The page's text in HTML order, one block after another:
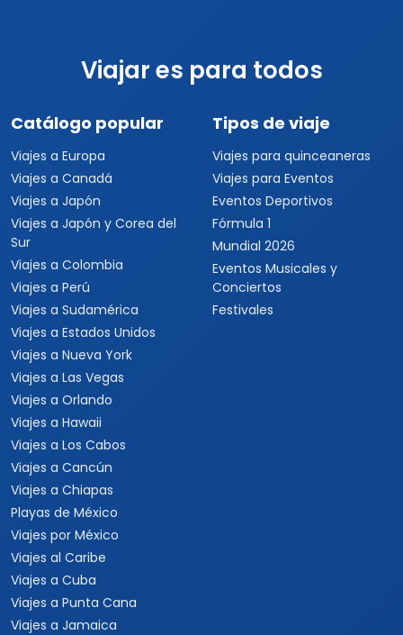
Viajar es para todos
Catálogo popular
Viajes a Europa
Viajes a Canadá
Viajes a Japón
Viajes a Japón y Corea del
Sur
Viajes a Colombia
Viajes a Perú
Viajes a Sudamérica
Viajes a Estados Unidos
Viajes a Nueva York
Viajes a Las Vegas
Viajes a Orlando
Viajes a Hawaii
Viajes a Los Cabos
Viajes a Cancún
Viajes a Chiapas
Playas de México
Viajes por México
Viajes al Caribe
Viajes a Cuba
Viajes a Punta Cana
Viajes a Jamaica
Tipos de viaje
Viajes para quinceaneras
Viajes para Eventos
Eventos Deportivos
Fórmula 1
Mundial 2026
Eventos Musicales y
Conciertos
Festivales